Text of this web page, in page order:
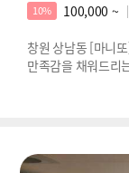
10% 100,000 ~
창원 상남동 [마니
만족감을 채워드리